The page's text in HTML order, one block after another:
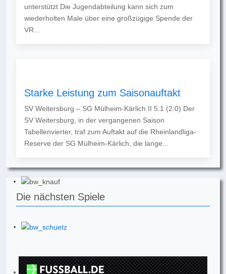
unterstützt Die Jugendabteilung kann sich zum
wiederholten Male über eine großzügige Spende der
VR...
Starke Leistung zum Saisonauftakt
SV Weitersburg – SG Mülheim-Kärlich II 5:1 (2:0) Der
SV Weitersburg, in der vergangenen Saison
Tabellenvierter, traf zum Auftakt auf die Rheinlandliga-
Reserve der SG Mülheim-Kärlich, die lange...
Die nächsten Spiele